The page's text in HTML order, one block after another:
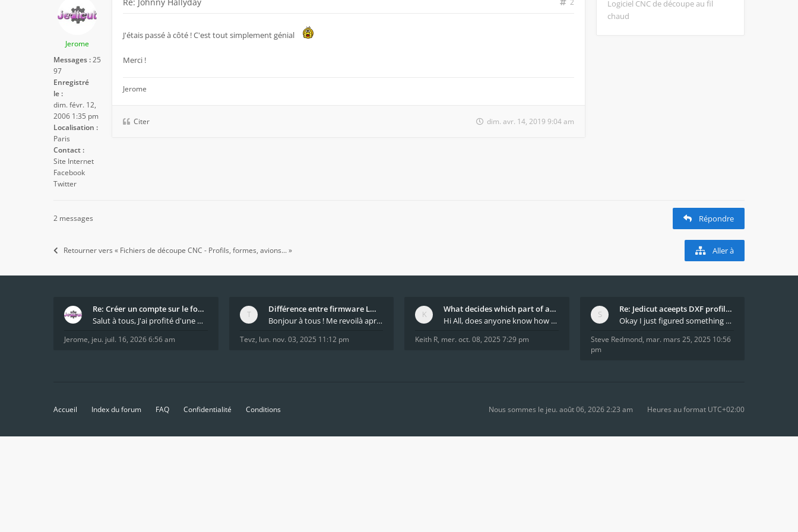
Jerome
Messages :25
97
Enregistré
le :
dim. févr. 12,
2006 1:35 pm
Localisation :
Paris
Contact :
Site Internet
Facebook
Twitter
2
J'étais passé à côté ! C'est tout simplement génial
Merci !
Jerome
Citer dim. avr. 14, 2019 9:04 am
Logiciel CNC de découpe au fil
chaud
2 messages Répondre
Retourner vers « Fichiers de découpe CNC - Profils, formes, avions... » Aller à
Re: Créer un compte sur le forum / Create forum us
Salut à tous, J'ai profité d'une mise à jour du s
Jerome, jeu. juil. 16, 2026 6:56 am
Différence entre firmware LMFAO_V4_8_0 et du GRBL
Bonjour à tous ! Me revoilà après 5 ans de pause
Tevz, lun. nov. 03, 2025 11:12 pm
What decides which part of an airfoil is the extra
Hi All, does anyone know how Jedicut decides which
Keith R, mer. oct. 08, 2025 7:29 pm
Re: Jedicut aceepts DXF profile, but It won't cut
Okay I just figured something out. The profile p
Steve Redmond, mar. mars 25, 2025 10:56
pm
Accueil Index du forum FAQ Confidentialité Conditions Heures au format UTC+02:00
Nous sommes le jeu. août 06, 2026 2:23 am